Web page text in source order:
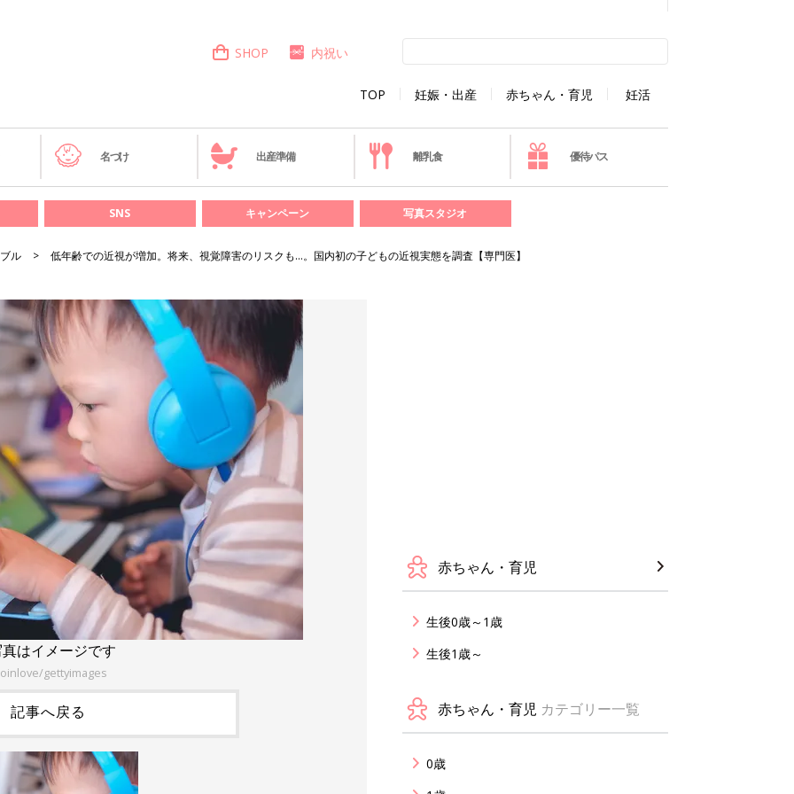
TOP 妊娠・出産 赤ちゃん・育児 妊活
SHOP 内祝い
名づけ 出産準備 離乳食 優待パス
SNS キャンペーン 写真スタジオ
ル 低年齢での近視が増加。将来、視覚障害のリスクも…。国内初の子どもの近視実態を調査【専門医】
はイメージです
gettyimages
記事へ戻る
赤ちゃん・育児
生後0歳～1歳
生後1歳～
赤ちゃん・育児 カテゴリー一覧
0歳